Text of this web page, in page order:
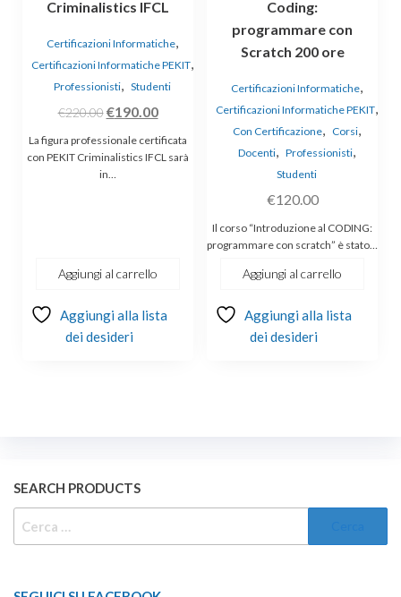
Criminalistics IFCL
Certificazioni Informatiche,
Certificazioni Informatiche PEKIT,
Professionisti, Studenti
€220.00 Il
prezzo
originale
era:
€190.00Il
prezzo
attuale
La figura professionale certificata
con PEKIT Criminalistics IFCL sarà
in…
Aggiungi al carrello
Aggiungi alla lista
dei desideri
Coding:
programmare con
Scratch 200 ore
Certificazioni Informatiche,
Certificazioni Informatiche PEKIT,
Con Certificazione, Corsi,
Docenti, Professionisti,
Studenti
€120.00
Il corso “Introduzione al CODING:
programmare con scratch” è stato…
Aggiungi al carrello
Aggiungi alla lista
dei desideri
SEARCH PRODUCTS